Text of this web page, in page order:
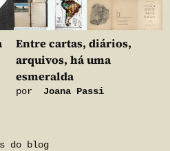
Entre cartas, diários,
arquivos, há uma
esmeralda
por Joana Passi
do blog